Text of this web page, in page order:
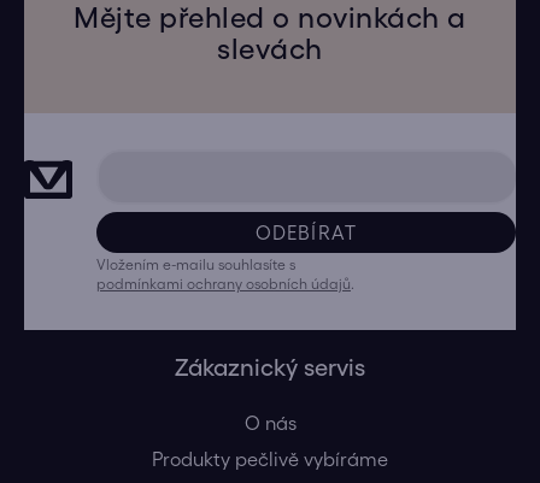
Mějte přehled o novinkách a
slevách
ODEBÍRAT
Vložením e-mailu souhlasíte s
podmínkami ochrany osobních údajů
Zákaznický servis
O nás
Produkty pečlivě vybíráme